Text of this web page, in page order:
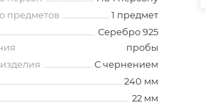
предметов
1 предмет
Серебро 925
пробы
С чернением
240 мм
22 мм